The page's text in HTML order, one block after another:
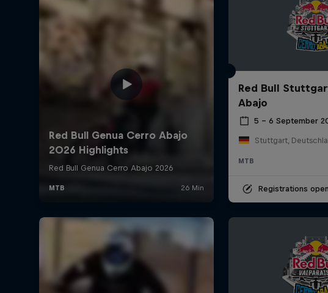
Red Bull
Abajo
5 – 6 September
Stuttgart,
MTB
Registrations open